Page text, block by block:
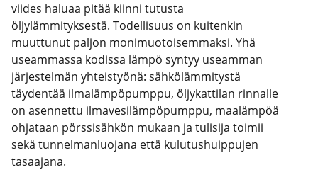
viides haluaa pitää kiinni tutusta
öljylämmityksestä. Todellisuus on kuitenkin
muuttunut paljon monimuotoisemmaksi. Yhä
useammassa kodissa lämpö syntyy useamman
järjestelmän yhteistyönä: sähkölämmitystä
täydentää ilmalämpöpumppu, öljykattilan rinnalle
on asennettu ilmavesilämpöpumppu, maalämpöä
ohjataan pörssisähkön mukaan ja tulisija toimii
sekä tunnelmanluojana että kulutushuippujen
tasaajana.